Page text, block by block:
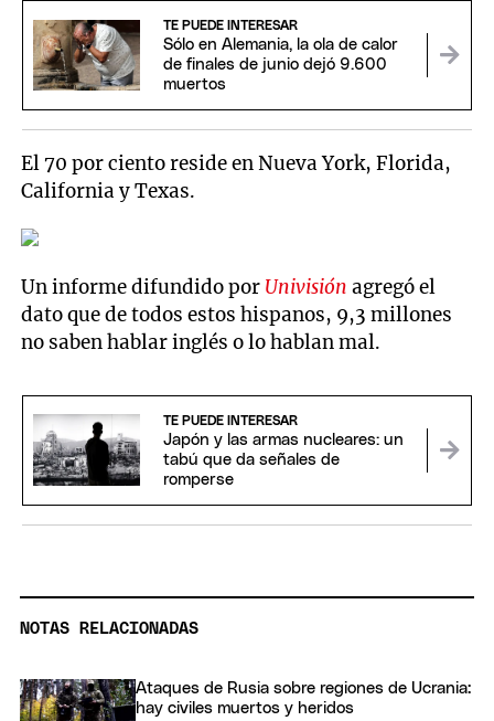
TE PUEDE INTERESAR
Sólo en Alemania, la ola de calor
de finales de junio dejó 9.600
muertos
El 70 por ciento reside en Nueva York, Florida,
California y Texas.
Un informe difundido por Univisión agregó el
dato que de todos estos hispanos, 9,3 millones
no saben hablar inglés o lo hablan mal.
TE PUEDE INTERESAR
Japón y las armas nucleares: un
tabú que da señales de
romperse
NOTAS RELACIONADAS
Ataques de Rusia sobre regiones de Ucrania:
hay civiles muertos y heridos